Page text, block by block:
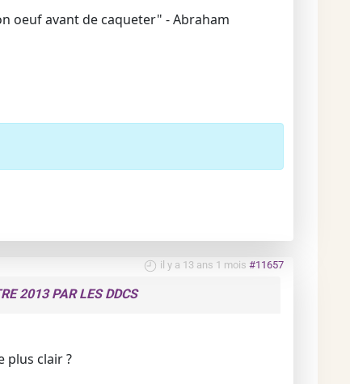
oeuf avant de caqueter" - Abraham
il y a 13 ans 1 mois #11657
2013 PAR LES DDCS
plus clair ?